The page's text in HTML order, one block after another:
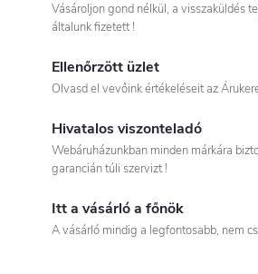
Vásároljon gond nélkül, a visszaküldés
általunk fizetett !
Ellenőrzött üzlet
Olvasd el vevőink értékeléseit az
Hivatalos viszonteladó
Webáruházunkban minden márkára
garancián túli szervizt !
Itt a vásárló a főnök
A vásárló mindig a legfontosabb, nem